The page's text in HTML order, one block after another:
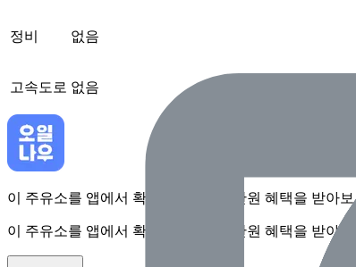
정비 없음
고속도로 없음
이 주유소를 앱에서 확인하고 최대 1만원 혜택을 받아보
이 주유소를 앱에서 확인하고 최대 1만원 혜택을 받아보